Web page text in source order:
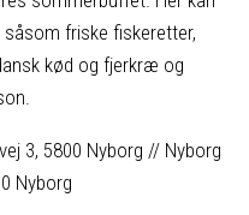
friske fiskeretter,
kød og fjerkræ og
3, 5800 Nyborg // Nyborg
Nyborg